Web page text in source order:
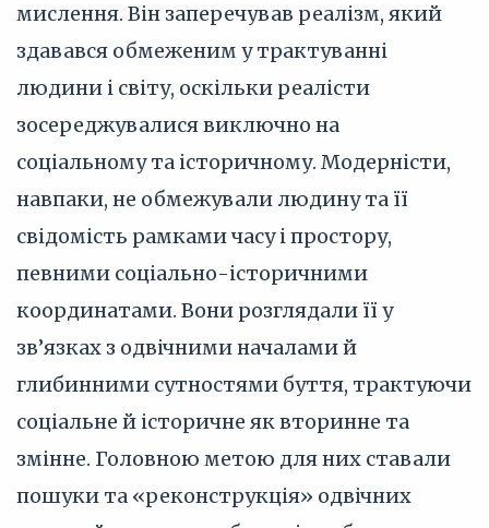
мислення. Він заперечував реалізм, який
здавався обмеженим у трактуванні
людини і світу, оскільки реалісти
зосереджувалися виключно на
соціальному та історичному. Модерністи,
навпаки, не обмежували людину та її
свідомість рамками часу і простору,
певними соціально-історичними
координатами. Вони розглядали її у
зв’язках з одвічними началами й
глибинними сутностями буття, трактуючи
соціальне й історичне як вторинне та
змінне. Головною метою для них ставали
пошуки та «реконструкція» одвічних